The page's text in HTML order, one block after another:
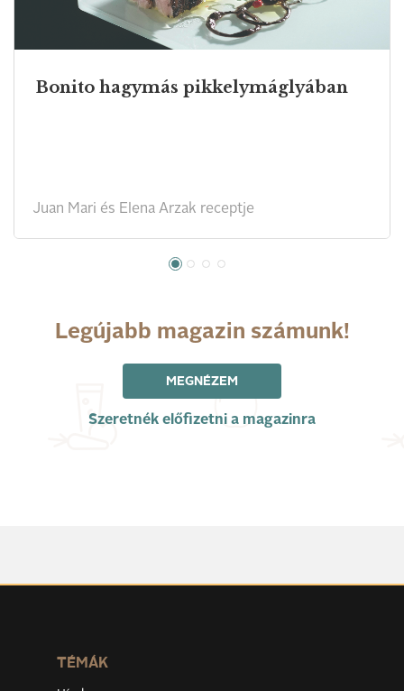
Bonito hagymás pikkelymáglyában
Juan Mari és Elena Arzak receptje
Legújabb magazin számunk!
MEGNÉZEM
Szeretnék előfizetni a magazinra
TÉMÁK